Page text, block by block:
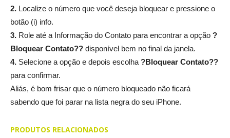
2. Localize o número que você deseja bloquear e pressione o
botão (i) info.
3. Role até a Informação do Contato para encontrar a opção ?
Bloquear Contato?? disponível bem no final da janela.
4. Selecione a opção e depois escolha ?Bloquear Contato??
para confirmar.
Aliás, é bom frisar que o número bloqueado não ficará
sabendo que foi parar na lista negra do seu iPhone.
PRODUTOS RELACIONADOS